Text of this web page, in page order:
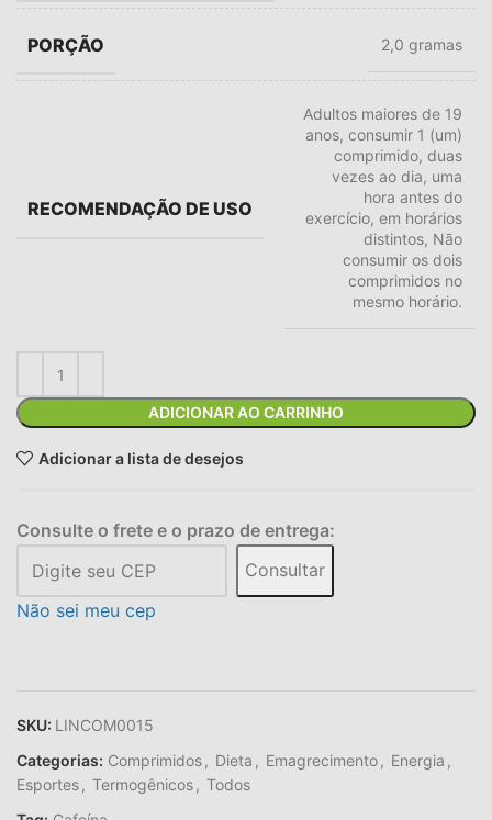
PORÇÃO 2,0 gramas
RECOMENDAÇÃO DE USO
Adultos maiores de 19
anos, consumir 1 (um)
comprimido, duas
vezes ao dia, uma
hora antes do
exercício, em horários
distintos, Não
consumir os dois
comprimidos no
mesmo horário.
ADICIONAR AO CARRINHO
Adicionar a lista de desejos
Consulte o frete e o prazo de entrega:
Consultar
Não sei meu cep
SKU: LINCOM0015
Categorias: Comprimidos , Dieta , Emagrecimento , Energia ,
Esportes , Termogênicos , Todos